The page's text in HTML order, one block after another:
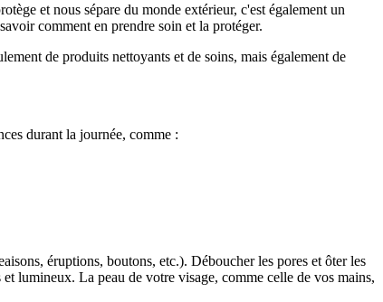
et nous sépare du monde extérieur, c'est également un
comment en prendre soin et la protéger.
de produits nettoyants et de soins, mais également de
durant la journée, comme :
éruptions, boutons, etc.). Déboucher les pores et ôter les
lumineux. La peau de votre visage, comme celle de vos mains,